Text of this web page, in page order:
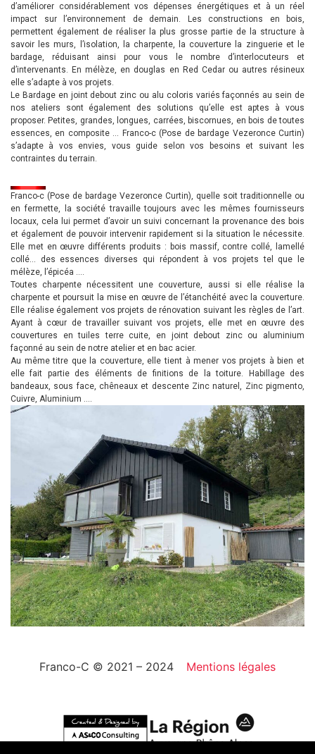
d’améliorer considérablement vos dépenses énergétiques et à un réel
impact sur l’environnement de demain. Les constructions en bois,
permettent également de réaliser la plus grosse partie de la structure à
savoir les murs, l’isolation, la charpente, la couverture la zinguerie et le
bardage, réduisant ainsi pour vous le nombre d’interlocuteurs et
d’intervenants. En mélèze, en douglas en Red Cedar ou autres résineux
elle s’adapte à vos projets.
Le Bardage en joint debout zinc ou alu coloris variés façonnés au sein de
nos ateliers sont également des solutions qu’elle est aptes à vous
proposer. Petites, grandes, longues, carrées, biscornues, en bois de toutes
essences, en composite … Franco-c (Pose de bardage Vezeronce Curtin)
s’adapte à vos envies, vous guide selon vos besoins et suivant les
contraintes du terrain.
Franco-c (Pose de bardage Vezeronce Curtin), quelle soit traditionnelle ou
en fermette, la société travaille toujours avec les mêmes fournisseurs
locaux, cela lui permet d’avoir un suivi concernant la provenance des bois
et également de pouvoir intervenir rapidement si la situation le nécessite.
Elle met en œuvre différents produits : bois massif, contre collé, lamellé
collé… des essences diverses qui répondent à vos projets tel que le
mélèze, l’épicéa ….
Toutes charpente nécessitent une couverture, aussi si elle réalise la
charpente et poursuit la mise en œuvre de l’étanchéité avec la couverture.
Elle réalise également vos projets de rénovation suivant les règles de l’art.
Ayant à cœur de travailler suivant vos projets, elle met en œuvre des
couvertures en tuiles terre cuite, en joint debout zinc ou aluminium
façonné au sein de notre atelier et en bac acier.
Au même titre que la couverture, elle tient à mener vos projets à bien et
elle fait partie des éléments de finitions de la toiture. Habillage des
bandeaux, sous face, chêneaux et descente Zinc naturel, Zinc pigmento,
Cuivre, Aluminium ….
Franco-C © 2021 – 2024 Mentions légales